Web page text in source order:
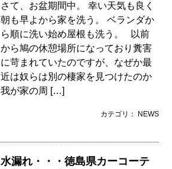
さて、お盆期間中。 幸い天気も良く
朝も早よから家を洗う。 ベランダか
ら順に洗い始め屋根も洗う。 以前
から鳩の休憩場所になっており糞害
に苛まれていたのですが、なぜか最
近は奴らは別の棲家を見つけたのか
我が家の周 […]
カテゴリ： NEWS
水漏れ・・・徳島県カーコーテ